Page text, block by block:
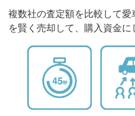
複数社の査定額を比較して
を賢く売却して、購入資金に